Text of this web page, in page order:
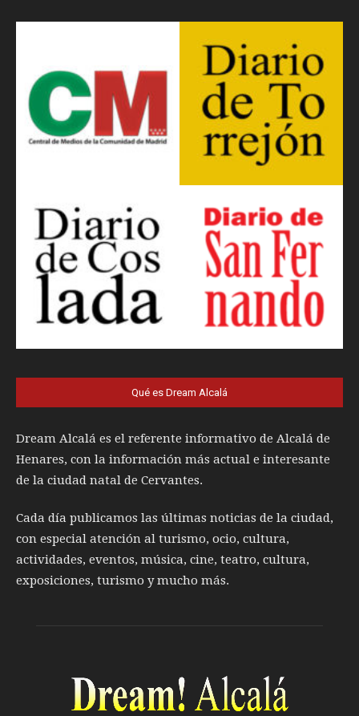
Qué es Dream Alcalá
Dream Alcalá es el referente informativo de Alcalá de
Henares, con la información más actual e interesante
de la ciudad natal de Cervantes.
Cada día publicamos las últimas noticias de la ciudad,
con especial atención al turismo, ocio, cultura,
actividades, eventos, música, cine, teatro, cultura,
exposiciones, turismo y mucho más.